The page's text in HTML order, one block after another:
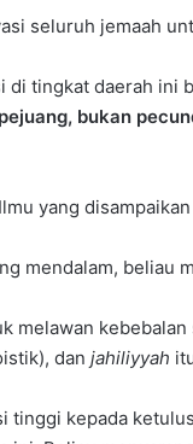
seluruh jemaah
tingkat daerah ini
bukan
yang
mendalam, beliau
melawan
dan jahiliyyah
tinggi kepada